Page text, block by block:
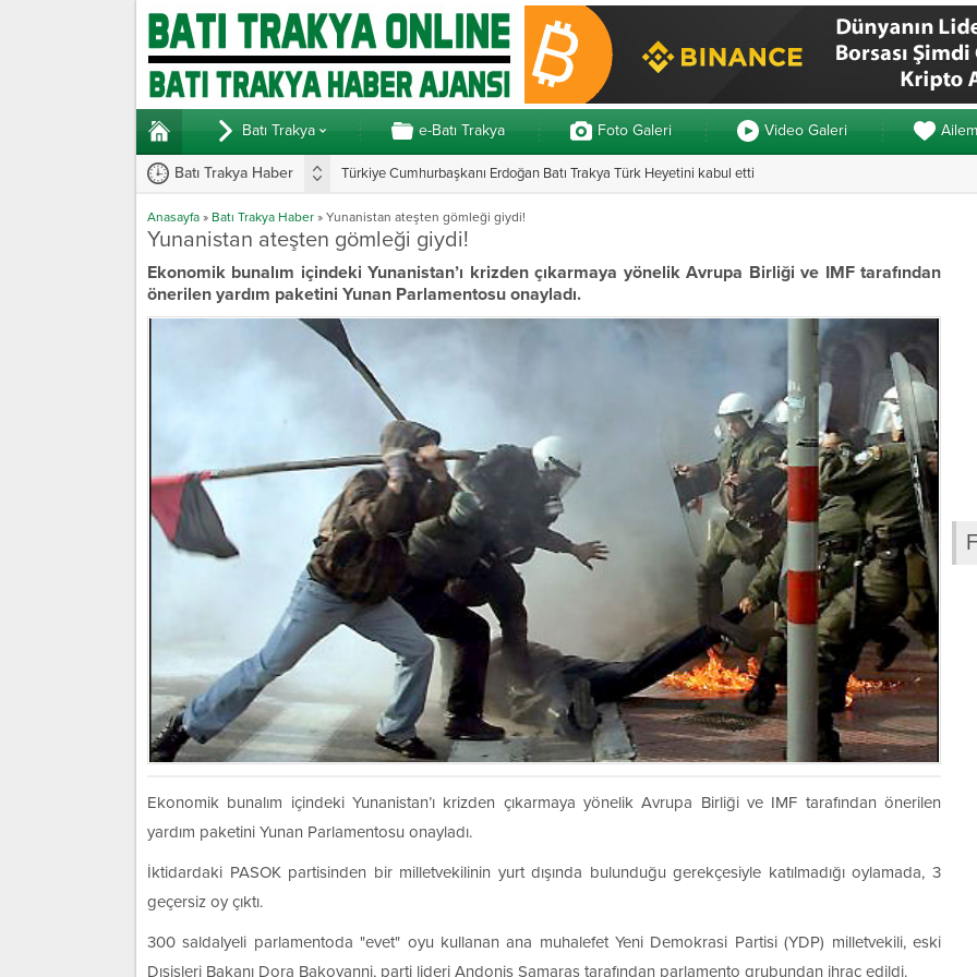
Batı Trakya e-Batı Trakya Foto Galeri Video Galeri Ailem
Batı Trakya Haber Türkiye Cumhurbaşkanı Erdoğan Batı Trakya Türk Heyetini kabul etti
Anasayfa » Batı Trakya Haber » Yunanistan ateşten gömleği giydi!
Yunanistan ateşten gömleği giydi!
Ekonomik bunalım içindeki Yunanistan’ı krizden çıkarmaya yönelik Avrupa Birliği ve IMF tarafından
önerilen yardım paketini Yunan Parlamentosu onayladı.
Ekonomik bunalım içindeki Yunanistan’ı krizden çıkarmaya yönelik Avrupa Birliği ve IMF tarafından önerilen
yardım paketini Yunan Parlamentosu onayladı.
İktidardaki PASOK partisinden bir milletvekilinin yurt dışında bulunduğu gerekçesiyle katılmadığı oylamada, 3
geçersiz oy çıktı.
300 saldalyeli parlamentoda "evet" oyu kullanan ana muhalefet Yeni Demokrasi Partisi (YDP) milletvekili, eski
Dışişleri Bakanı Dora Bakoyanni, parti lideri Andonis Samaras tarafından parlamento grubundan ihraç edildi.